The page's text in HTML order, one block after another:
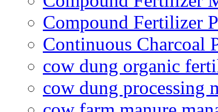
Compound Fertilizer
Continuous Charcoal
cow dung organic
cow dung processing